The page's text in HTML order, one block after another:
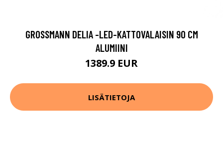
GROSSMANN DELIA -LED-KATTOVALAISIN 90 CM
ALUMIINI
1389.9 EUR
LISÄTIETOJA